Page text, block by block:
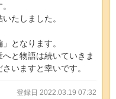
たしました。
となります。
と物語は続いていきま
いますと幸いです。
登録日 2022.03.19 07:32